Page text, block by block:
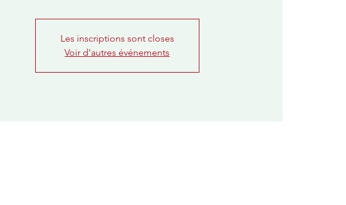
Les inscriptions sont closes
Voir d'autres événements